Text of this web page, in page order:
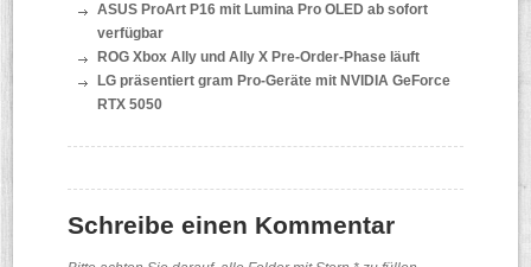
ASUS ProArt P16 mit Lumina Pro OLED ab sofort
verfügbar
ROG Xbox Ally und Ally X Pre-Order-Phase läuft
LG präsentiert gram Pro-Geräte mit NVIDIA GeForce
RTX 5050
Schreibe einen Kommentar